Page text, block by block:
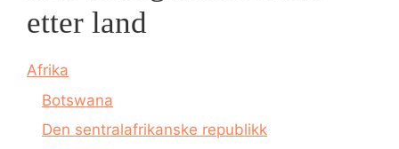
etter land
Afrika
Botswana
Den sentralafrikanske republikk